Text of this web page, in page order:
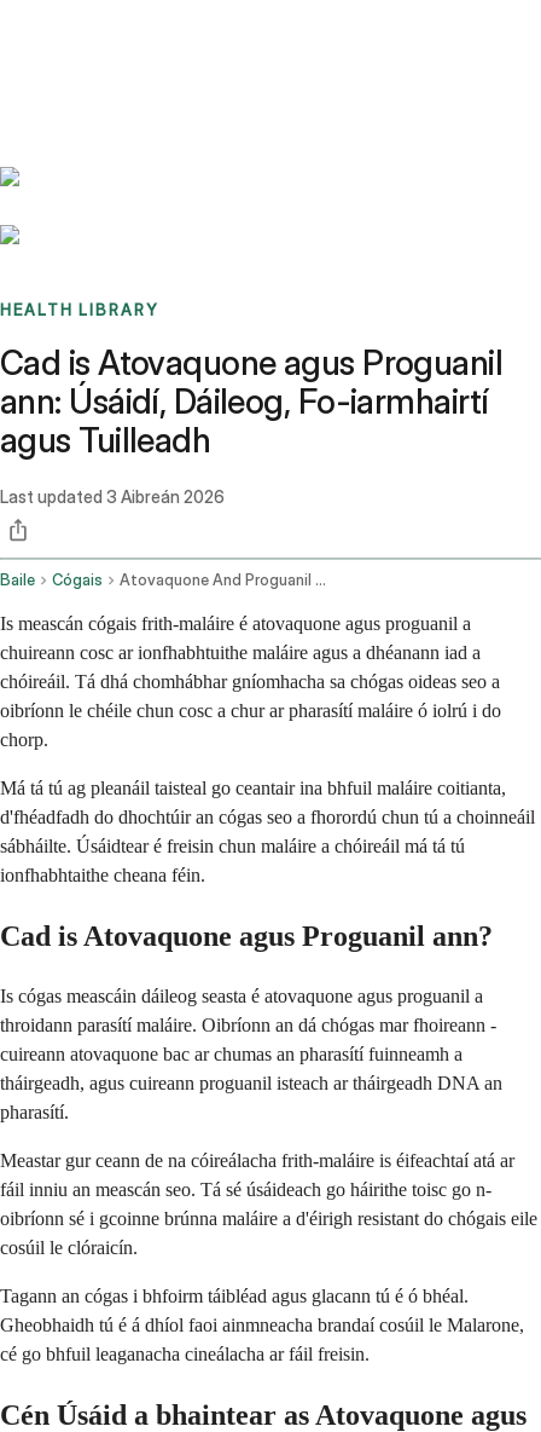
HEALTH LIBRARY
Cad is Atovaquone agus Proguanil
ann: Úsáidí, Dáileog, Fo-iarmhairtí
agus Tuilleadh
Last updated 3 Aibreán 2026
Baile Cógais Atovaquone And Proguanil Oral Route
Is meascán cógais frith-maláire é atovaquone agus proguanil a
chuireann cosc ar ionfhabhtuithe maláire agus a dhéanann iad a
chóireáil. Tá dhá chomhábhar gníomhacha sa chógas oideas seo a
oibríonn le chéile chun cosc a chur ar pharasítí maláire ó iolrú i do
chorp.
Má tá tú ag pleanáil taisteal go ceantair ina bhfuil maláire coitianta,
d'fhéadfadh do dhochtúir an cógas seo a fhorordú chun tú a choinneáil
sábháilte. Úsáidtear é freisin chun maláire a chóireáil má tá tú
ionfhabhtaithe cheana féin.
Cad is Atovaquone agus Proguanil ann?
Is cógas meascáin dáileog seasta é atovaquone agus proguanil a
throidann parasítí maláire. Oibríonn an dá chógas mar fhoireann -
cuireann atovaquone bac ar chumas an pharasítí fuinneamh a
tháirgeadh, agus cuireann proguanil isteach ar tháirgeadh DNA an
pharasítí.
Meastar gur ceann de na cóireálacha frith-maláire is éifeachtaí atá ar
fáil inniu an meascán seo. Tá sé úsáideach go háirithe toisc go n-
oibríonn sé i gcoinne brúnna maláire a d'éirigh resistant do chógais eile
cosúil le clóraicín.
Tagann an cógas i bhfoirm táibléad agus glacann tú é ó bhéal.
Gheobhaidh tú é á dhíol faoi ainmneacha brandaí cosúil le Malarone,
cé go bhfuil leaganacha cineálacha ar fáil freisin.
Cén Úsáid a bhaintear as Atovaquone agus